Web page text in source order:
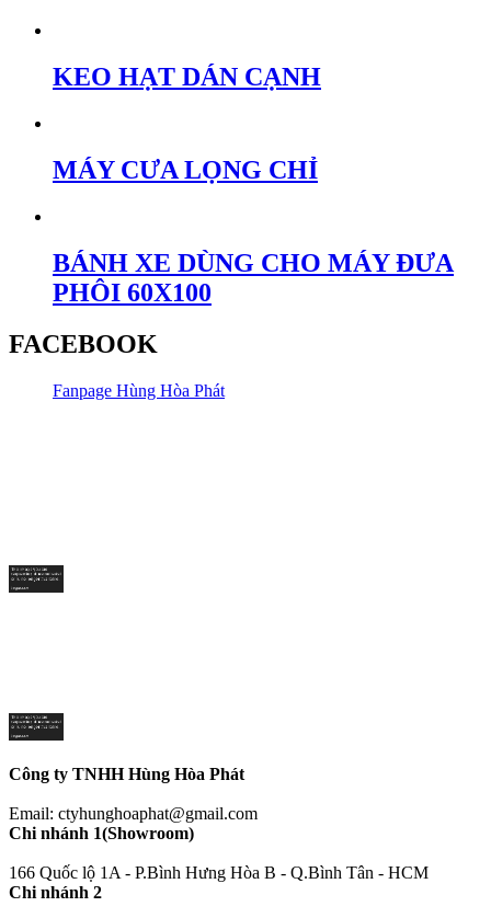
KEO HẠT DÁN CẠNH
MÁY CƯA LỌNG CHỈ
BÁNH XE DÙNG CHO MÁY ĐƯA
PHÔI 60X100
FACEBOOK
Fanpage Hùng Hòa Phát
Công ty TNHH Hùng Hòa Phát
Email: ctyhunghoaphat@gmail.com
Chi nhánh 1(Showroom)
166 Quốc lộ 1A - P.Bình Hưng Hòa B - Q.Bình Tân - HCM
Chi nhánh 2